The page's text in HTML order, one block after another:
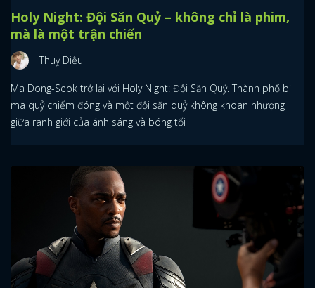
Holy Night: Đội Săn Quỷ – không chỉ là phim,
mà là một trận chiến
Thuỵ Diệu
Ma Dong-Seok trở lại với Holy Night: Đội Săn Quỷ. Thành phố bị
ma quỷ chiếm đóng và một đội săn quỷ không khoan nhượng
giữa ranh giới của ánh sáng và bóng tối